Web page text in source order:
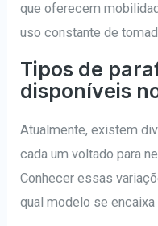
que oferecem
uso constante de
Tipos de
disponíveis
Atualmente, existem
cada um voltado para
Conhecer essas
qual modelo se